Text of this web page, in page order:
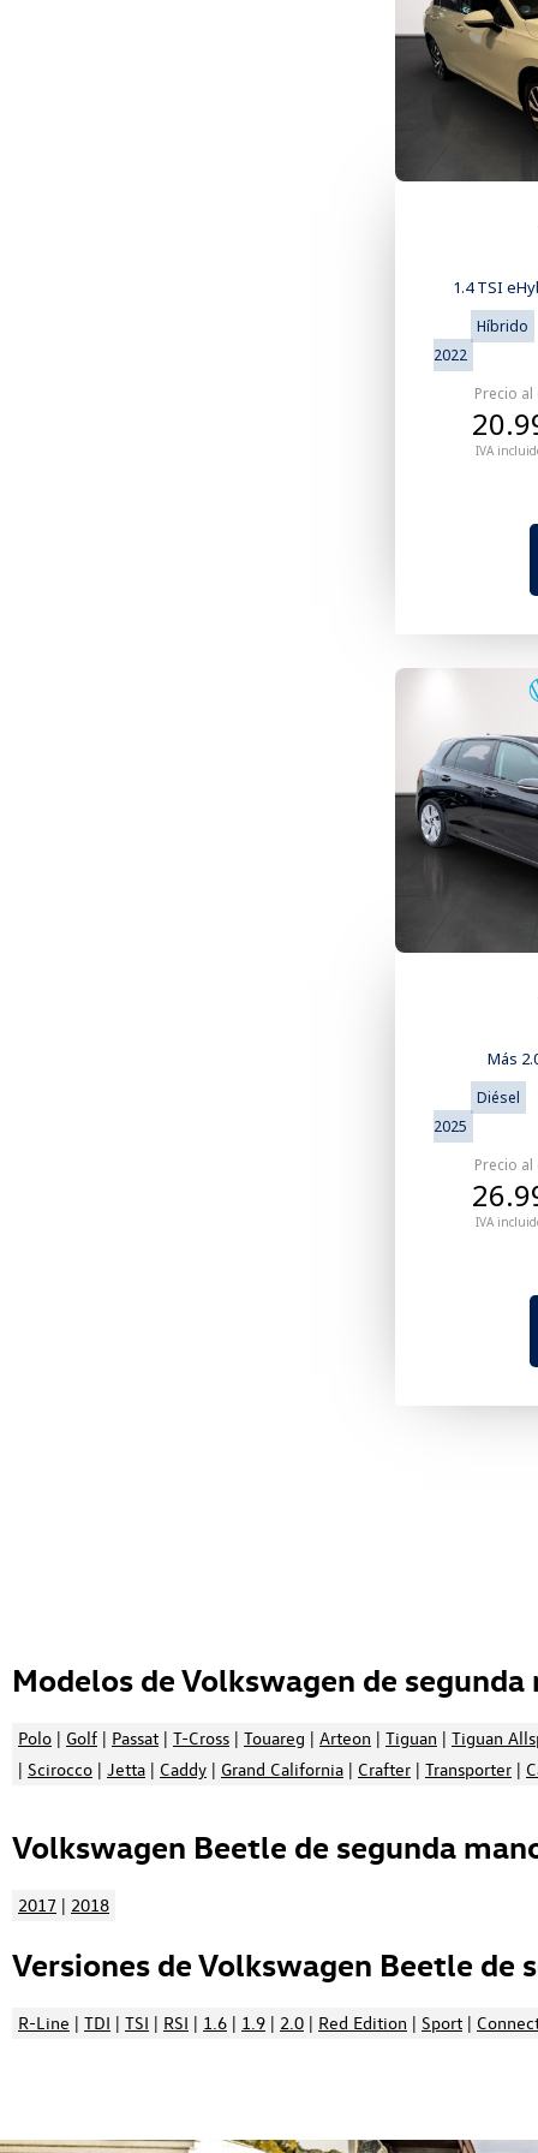
1.4 TSI
Híbrido
2022
Precio
IVA
Más
Diésel
2025
Precio
IVA
Modelos de Volkswagen de segunda
Polo | Golf | Passat | T-Cross | Touareg | Arteon | Tiguan | Tiguan
| Scirocco | Jetta | Caddy | Grand California | Crafter | Transporter |
Volkswagen Beetle de segunda
2017 | 2018
Versiones de Volkswagen Beetle de
R-Line | TDI | TSI | RSI | 1.6 | 1.9 | 2.0 | Red Edition | Sport |